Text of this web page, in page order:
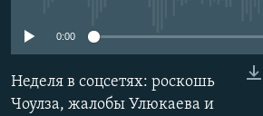
СОЦИАЛЬНЫЕ СЕТИ
0:00
Неделя в соцсетях: роскошь
Чоулза, жалобы Улюкаева и